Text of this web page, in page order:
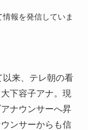
報を発信していま
来、テレ朝の看
下容子アナ。現
ナウンサーへ昇
ンサーからも信